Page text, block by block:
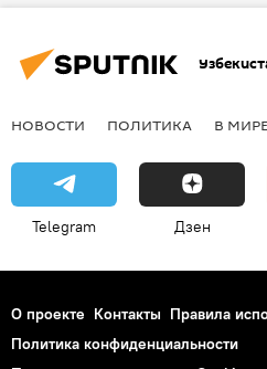
досрочное голосование
НОВОСТИ ПОЛИТИКА В
Telegram Дзен
О проекте Контакты Правила
Политика конфиденциальности